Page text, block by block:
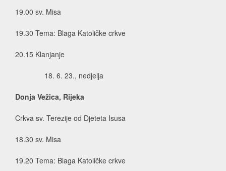
19.00 sv. Misa
19.30 Tema: Blaga Katoličke crkve
20.15 Klanjanje
6. 23., nedjelja
Donja Vežica, Rijeka
Crkva sv. Terezije od Djeteta Isusa
18.30 sv. Misa
19.20 Tema: Blaga Katoličke crkve